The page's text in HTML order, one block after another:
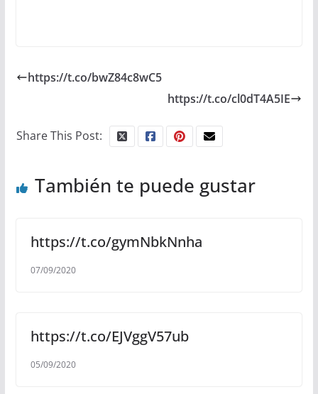
https://t.co/bwZ84c8wC5
https://t.co/cl0dT4A5IE
Share This Post:
También te puede gustar
https://t.co/gymNbkNnha
07/09/2020
https://t.co/EJVggV57ub
05/09/2020